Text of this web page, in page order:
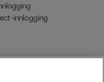
innlogging